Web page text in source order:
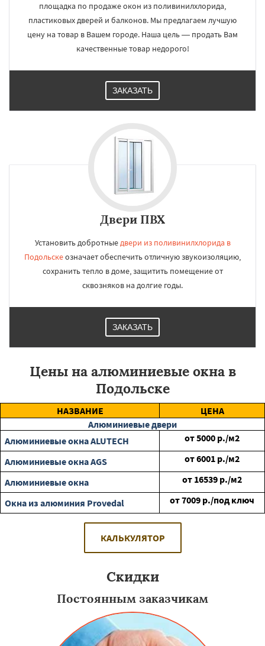
площадка по продаже окон из поливинилхлорида,
пластиковых дверей и балконов. Мы предлагаем лучшую
цену на товар в Вашем городе. Наша цель — продать Вам
качественные товар недорого!
ЗАКАЗАТЬ
Двери ПВХ
Установить добротныедвери из поливинилхлорида в
Подольскеозначает обеспечить отличную звукоизоляцию,
сохранить тепло в доме, защитить помещение от
сквозняков на долгие годы.
ЗАКАЗАТЬ
Цены на алюминиевые окна в
Подольске
НАЗВАНИЕ
ЦЕНА
Алюминиевые двери
Алюминиевые окна ALUTECH
от5000 р./м2
Алюминиевые окна AGS
от6001 р./м2
Алюминиевые окна
от 16539 р./м2
Окна из алюминия Provedal
от7009 р./под ключ
КАЛЬКУЛЯТОР
Скидки
Постоянным заказчикам